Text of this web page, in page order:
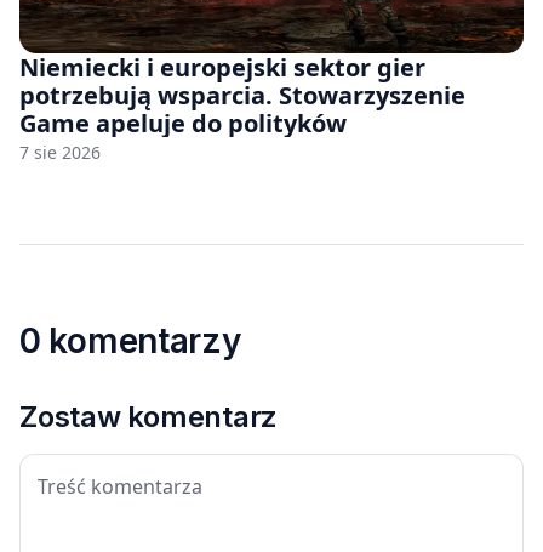
Niemiecki i europejski sektor gier
potrzebują wsparcia. Stowarzyszenie
Game apeluje do polityków
7 sie 2026
0 komentarzy
Zostaw komentarz